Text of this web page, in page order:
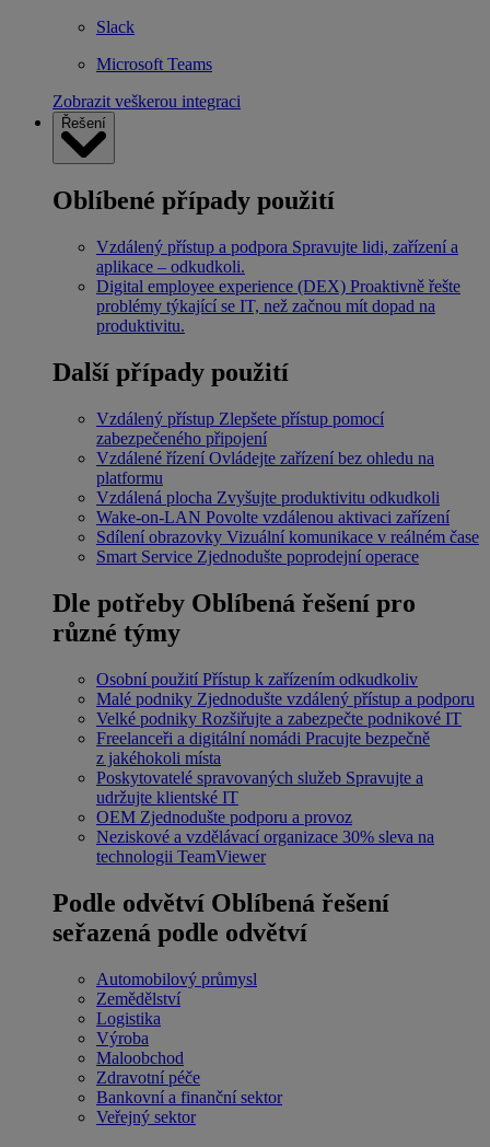
Slack
Microsoft Teams
Zobrazit veškerou integraci
Řešení
Oblíbené případy použití
Vzdálený přístup a podpora Spravujte lidi, zařízení a
aplikace – odkudkoli.
Digital employee experience (DEX) Proaktivně řešte
problémy týkající se IT, než začnou mít dopad na
produktivitu.
Další případy použití
Vzdálený přístup Zlepšete přístup pomocí
zabezpečeného připojení
Vzdálené řízení Ovládejte zařízení bez ohledu na
platformu
Vzdálená plocha Zvyšujte produktivitu odkudkoli
Wake-on-LAN Povolte vzdálenou aktivaci zařízení
Sdílení obrazovky Vizuální komunikace v reálném čase
Smart Service Zjednodušte poprodejní operace
Dle potřeby Oblíbená řešení pro
různé týmy
Osobní použití Přístup k zařízením odkudkoliv
Malé podniky Zjednodušte vzdálený přístup a podporu
Velké podniky Rozšiřujte a zabezpečte podnikové IT
Freelanceři a digitální nomádi Pracujte bezpečně
z jakéhokoli místa
Poskytovatelé spravovaných služeb Spravujte a
udržujte klientské IT
OEM Zjednodušte podporu a provoz
Neziskové a vzdělávací organizace 30% sleva na
technologii TeamViewer
Podle odvětví Oblíbená řešení
seřazená podle odvětví
Automobilový průmysl
Zemědělství
Logistika
Výroba
Maloobchod
Zdravotní péče
Bankovní a finanční sektor
Veřejný sektor